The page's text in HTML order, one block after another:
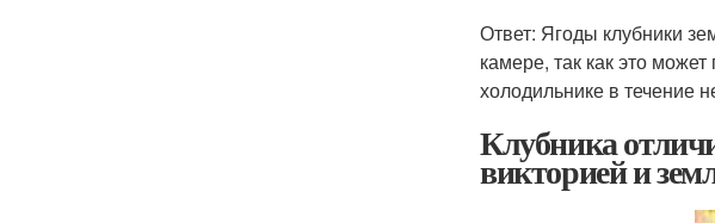
Ответ: Ягоды клубники
камере, так как это
холодильнике в течение
Клубника
викторией и